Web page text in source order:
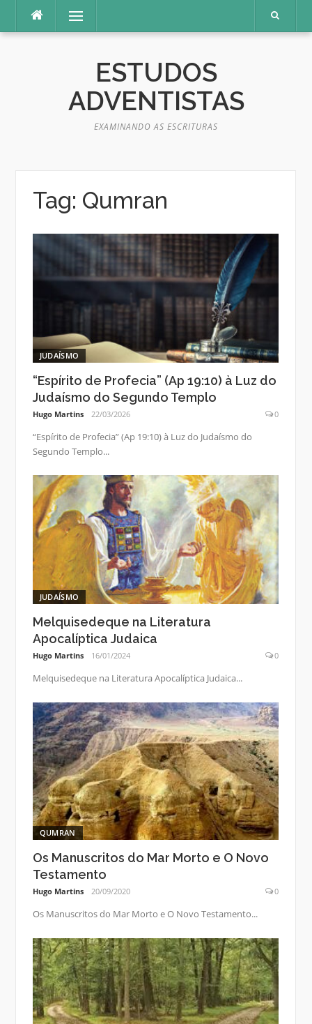
o
Menu
ESTUDOS
ADVENTISTAS
EXAMINANDO AS ESCRITURAS
Tag: Qumran
JUDAÍSMO
“Espírito de Profecia” (Ap 19:10) à Luz do
Judaísmo do Segundo Templo
Hugo Martins 22/03/2026 0
“Espírito de Profecia” (Ap 19:10) à Luz do Judaísmo do
Segundo Templo...
JUDAÍSMO
Melquisedeque na Literatura
Apocalíptica Judaica
Hugo Martins 16/01/2024 0
Melquisedeque na Literatura Apocalíptica Judaica...
QUMRAN
Os Manuscritos do Mar Morto e O Novo
Testamento
Hugo Martins 20/09/2020 0
Os Manuscritos do Mar Morto e O Novo Testamento...